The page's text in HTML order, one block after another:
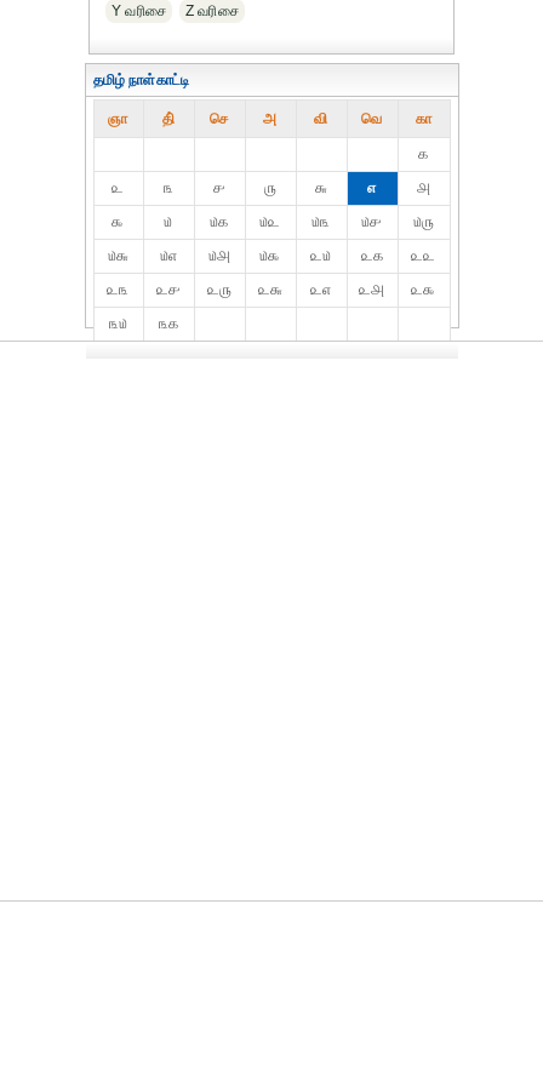
Y வரிசை Z வரிசை
தமிழ் நாள்காட்டி
ஞா தி் செ அ வி வெ கா
௧
௨
௩ ௪ ௫ ௬ ௭
௮
௯
௰ ௰௧ ௰௨ ௰௩ ௰௪
௰௫
௰௬
௰௭ ௰௮ ௰௯ ௨௰ ௨௧
௨௨
௨௩
௨௪ ௨௫ ௨௬ ௨௭ ௨௮
௨௯
௩௰
௩௧